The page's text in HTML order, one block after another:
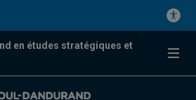
en études stratégiques et